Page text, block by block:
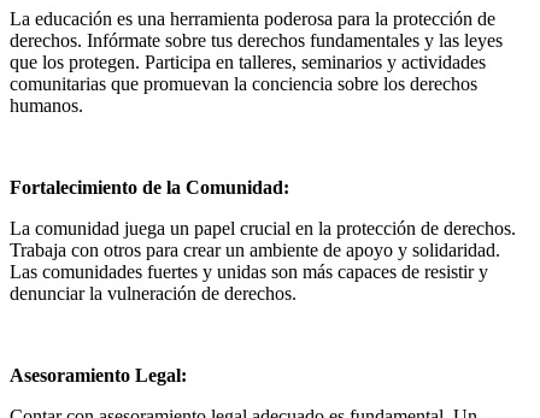
La educación es una herramienta poderosa para la protección de
derechos. Infórmate sobre tus derechos fundamentales y las leyes
que los protegen. Participa en talleres, seminarios y actividades
comunitarias que promuevan la conciencia sobre los derechos
humanos.
Fortalecimiento de la Comunidad:
La comunidad juega un papel crucial en la protección de derechos.
Trabaja con otros para crear un ambiente de apoyo y solidaridad.
Las comunidades fuertes y unidas son más capaces de resistir y
denunciar la vulneración de derechos.
Asesoramiento Legal: